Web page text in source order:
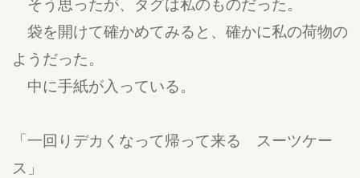
袋を開けて確かめてみると、確かに私の荷物の
ようだった。
中に手紙が入っている。
「一回りデカくなって帰って来る スーツケー
ス」